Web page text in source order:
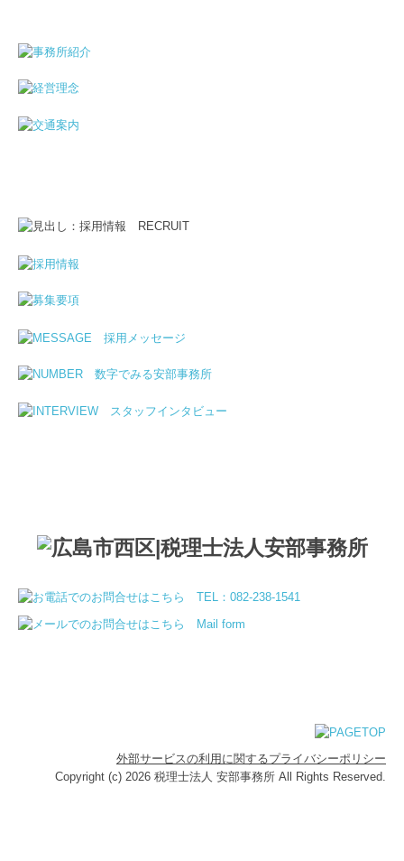
外部サービスの利用に関するプライバシーポリシー
Copyright (c) 2026 税理士法人 安部事務所 All Rights Reserved.